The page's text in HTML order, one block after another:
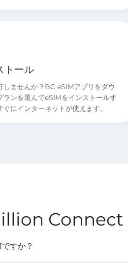
トール
しませんか？BC eSIMアプリをダウ
ランを選んでeSIMをインストールす
にインターネットが使えます。
Connect
すか？